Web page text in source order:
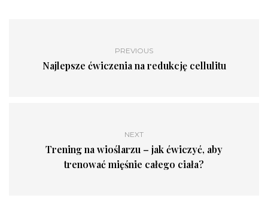
PREVIOUS
Najlepsze ćwiczenia na redukcję cellulitu
NEXT
Trening na wioślarzu – jak ćwiczyć, aby
trenować mięśnie całego ciała?